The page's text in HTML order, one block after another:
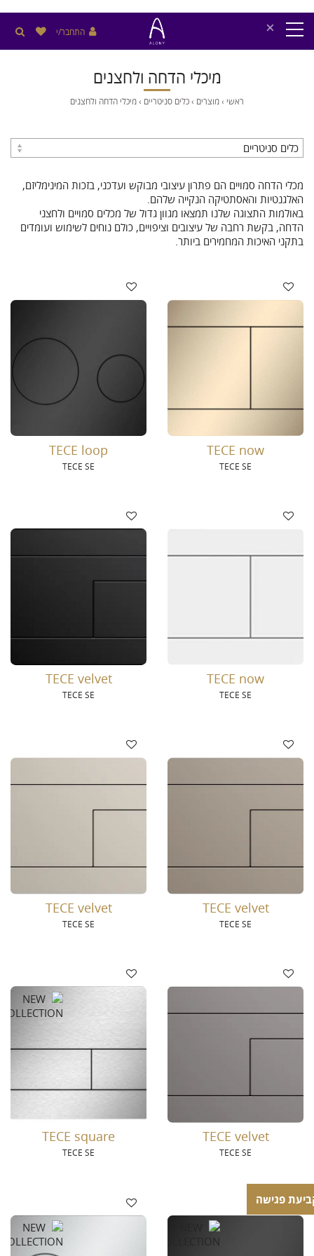
× התחבר/י
מיכלי הדחה ולחצנים
ראשי ›מוצרים ›כלים סניטריים ›מיכלי הדחה ולחצנים
מכלי הדחה סמויים הם פתרון עיצובי מבוקש ועדכני, בזכות המינימליזם,
האלגנטיות והאסתטיקה הנקייה שלהם.
באולמות התצוגה שלנו תמצאו מגוון גדול של מכלים סמויים ולחצני
הדחה, בקשת רחבה של עיצובים וציפויים, כולם נוחים לשימוש ועומדים
בתקני האיכות המחמירים ביותר.
TECE now
TECE SE
TECE loop
TECE SE
TECE now
TECE SE
TECE velvet
TECE SE
TECE velvet
TECE SE
TECE velvet
TECE SE
TECE velvet
TECE SE
TECE square
TECE SE
פגישה
פגישה